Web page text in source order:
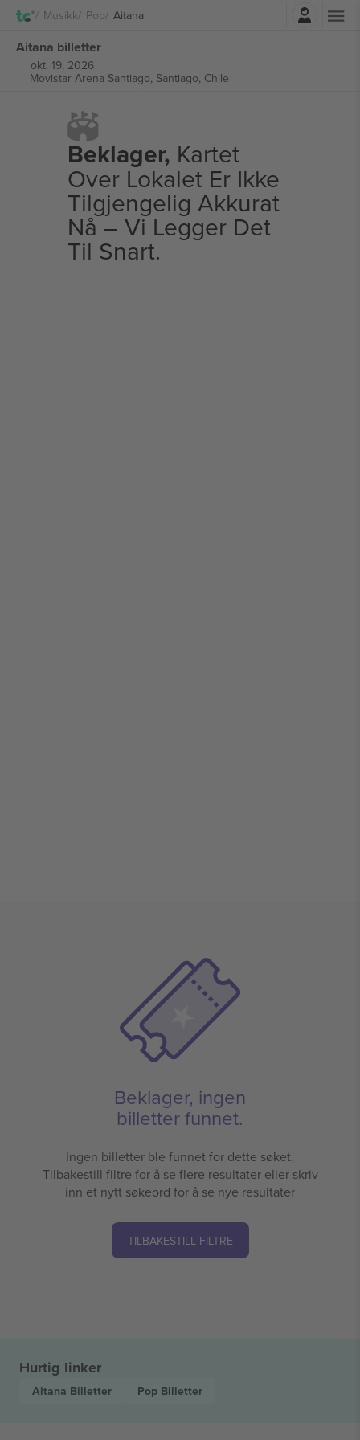
Musikk Pop Aitana
Aitana billetter
okt. 19, 2026
Movistar Arena Santiago, Santiago, Chile
Beklager, Kartet
Over Lokalet Er Ikke
Tilgjengelig Akkurat
Nå – Vi Legger Det
Til Snart.
Beklager, ingen
billetter funnet.
Ingen billetter ble funnet for dette søket.
Tilbakestill filtre for å se flere resultater eller skriv
inn et nytt søkeord for å se nye resultater
TILBAKESTILL FILTRE
Hurtig linker
Aitana Billetter Pop Billetter